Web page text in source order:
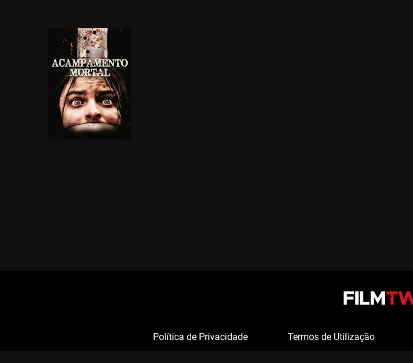
Política de Privacidade Termos de Utilização